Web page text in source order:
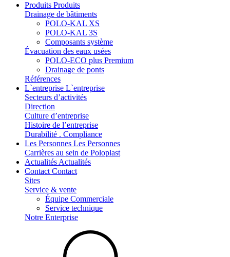
Produits Produits
Drainage de bâtiments
POLO-KAL XS
POLO-KAL 3S
Composants système
Évacuation des eaux usées
POLO-ECO plus Premium
Drainage de ponts
Références
L`entreprise L`entreprise
Secteurs d’activités
Direction
Culture d’entreprise
Histoire de l’entreprise
Durabilité . Compliance
Les Personnes Les Personnes
Carrières au sein de Poloplast
Actualités Actualités
Contact Contact
Sites
Service & vente
Équipe Commerciale
Service technique
Notre Enterprise